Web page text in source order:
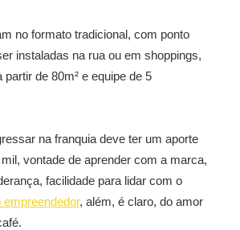
no formato tradicional, com ponto
instaladas na rua ou em shoppings,
de 80m² e equipe de 5
na franquia deve ter um aporte
vontade de aprender com a marca,
facilidade para lidar com o
empreendedor, além, é claro, do amor